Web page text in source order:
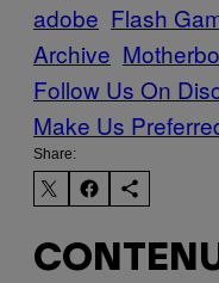
adobe Flash
Archive
Follow Us On
Make Us
Share: